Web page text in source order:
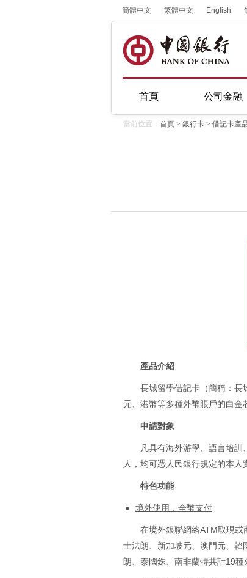
簡體中文 繁體中文 English
首頁 公司金融
當前位置： 首頁 > 銀行卡 > 借記卡產
產品介紹
長城留學借記卡（簡稱：長
元、港幣等多種外幣賬戶的白金
申請對象
凡具有海外游學、語言培
人，均可憑人民銀行規定的本人
特色功能
境外使用，全幣支付
在境外銀聯網絡ATM取現
士法朗、新加坡元、澳門元、
朗、泰國銖、南非蘭特共計19